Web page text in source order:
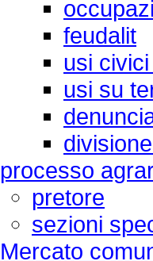
feudalit
usi
usi su
processo
pretore
sezioni
Mercato